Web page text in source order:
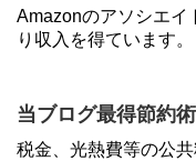
【2倍増
登録と3回
3/31まで
ソニーフ
もらえる
Amazonのアソシエイ
り収入を得ています。
当ブログ最得節約術
税金、光熱費等の公